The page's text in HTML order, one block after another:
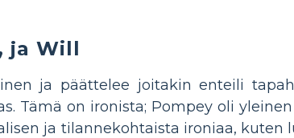
ja Will
ja päättelee joitakin enteili
Tämä on ironista; Pompey oli
ja tilannekohtaista ironiaa, kuten